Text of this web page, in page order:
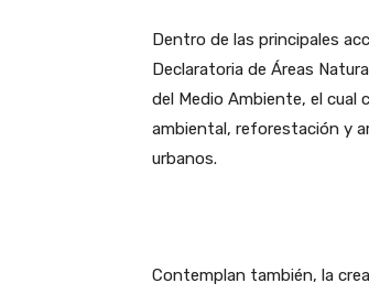
Dentro de las principales
Declaratoria de Áreas
del Medio Ambiente, el cual
ambiental, reforestación y
urbanos.
Contemplan también, la